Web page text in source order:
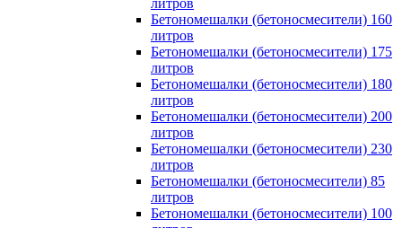
литров
Бетономешалки (бетоносмесители) 160
литров
Бетономешалки (бетоносмесители) 175
литров
Бетономешалки (бетоносмесители) 180
литров
Бетономешалки (бетоносмесители) 200
литров
Бетономешалки (бетоносмесители) 230
литров
Бетономешалки (бетоносмесители) 85
литров
Бетономешалки (бетоносмесители) 100